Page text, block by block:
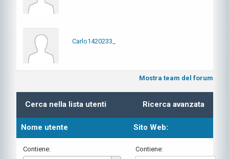
Carlo1420233_
Mostra team del forum
Ricerca avanzata
Cerca nella lista utenti
Nome utente Sito Web:
Contiene:
Contiene: